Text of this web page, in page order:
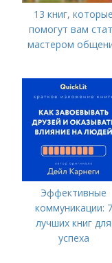
13 книг, которые
помогут вам
мастером
Эффективные
коммуникации: 7
лучших книг для
успеха